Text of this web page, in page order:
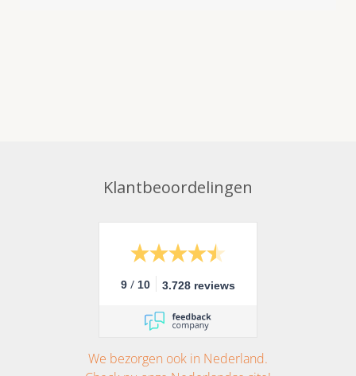
Klantbeoordelingen
9 / 10 3.728 reviews
We bezorgen ook in Nederland.